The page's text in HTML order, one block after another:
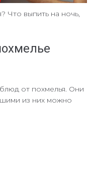
Что выпить на ночь,
от похмелья. Они
из них можно